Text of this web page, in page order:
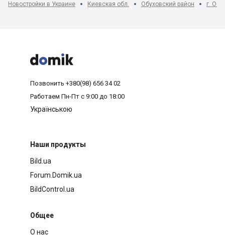
Новостройки в Украине Киевская обл. Обуховский район г.



Позвонить +380(98) 656 34 02
Работаем Пн-Пт с 9:00 до 18:00
Українською
Наши продукты
Bild.ua
Forum.Domik.ua
BildControl.ua
Общее
О нас